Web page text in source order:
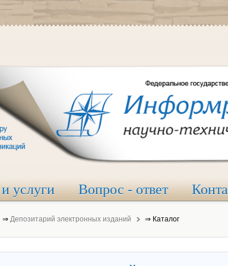
услуги Вопрос - ответ
⇒ Депозитарий электронных изданий ⇒ Каталог